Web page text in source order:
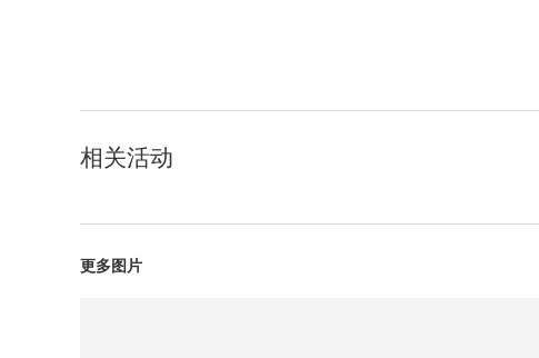
相关活动
更多图片